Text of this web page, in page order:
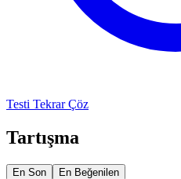
Testi Tekrar Çöz
Tartışma
En Son En Beğenilen